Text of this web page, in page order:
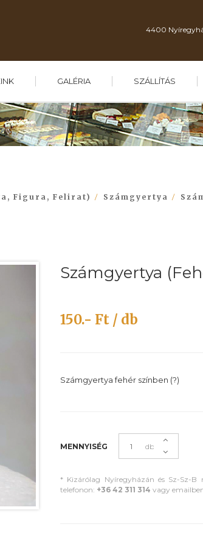
4400
GALÉRIA SZÁLLÍTÁS
Figura, Felirat) Számgyertya
Számgyertya
150.- Ft / db
Számgyertya fehér színben (?)
MENNYISÉG db
* Kizárólag Nyíregyházán és Sz-Sz-B
telefonon: +36 42 311 314 vagy